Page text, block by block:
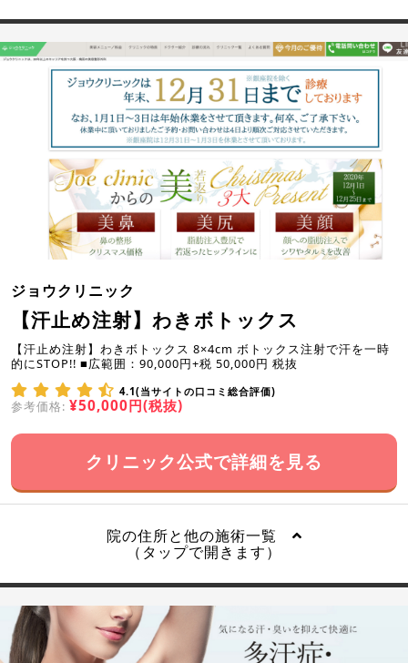
ジョウクリニック
【汗止め注射】わきボトックス
【汗止め注射】わきボトックス 8×4cm ボトックス注射で汗を一時
的にSTOP!! ■広範囲：90,000円+税 50,000円 税抜
4.1(当サイトの口コミ総合評価)
参考価格: ¥50,000円(税抜)
クリニック公式で詳細を見る
院の住所と他の施術一覧
（タップで開きます）